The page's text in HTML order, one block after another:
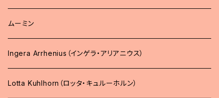
ムーミン
Ingera Arrhenius（インゲラ・アリアニウス）
Lotta Kuhlhorn（ロッタ・キュルーホルン）